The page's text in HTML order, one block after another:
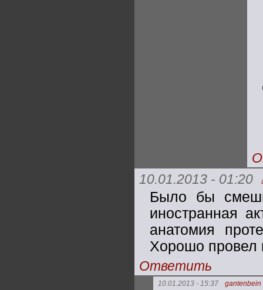
10.01.2013 - 01:20
Было бы
иностранная
анатомия
Хорошо провел
Ответить
10.01.2013 - 15:37 gantenbein